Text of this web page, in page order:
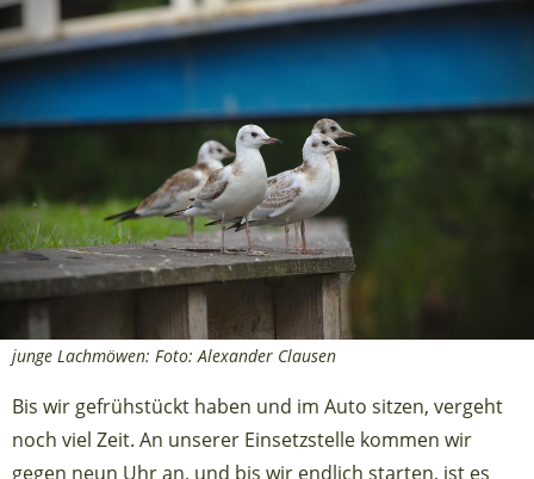
junge Lachmöwen: Foto: Alexander Clausen
Bis wir gefrühstückt haben und im Auto sitzen, vergeht
noch viel Zeit. An unserer Einsetzstelle kommen wir
gegen neun Uhr an, und bis wir endlich starten, ist es